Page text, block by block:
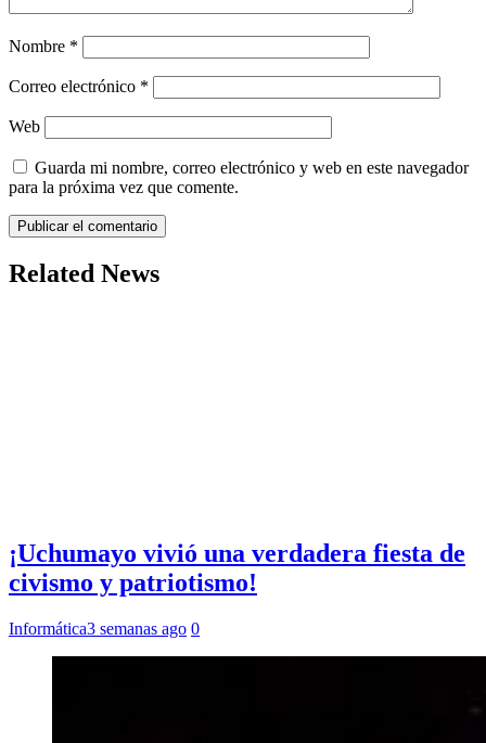
Nombre *
Correo electrónico *
Web
Guarda mi nombre, correo electrónico y web en este navegador
para la próxima vez que comente.
Related News
¡Uchumayo vivió una verdadera fiesta de
civismo y patriotismo!
Informática3 semanas ago 0